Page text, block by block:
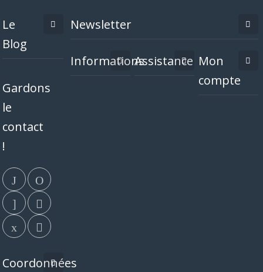
Le
Blog
Gardons
le
contact
!
Coordonnées
Newsletter
InformationsAssistance Mon
compte